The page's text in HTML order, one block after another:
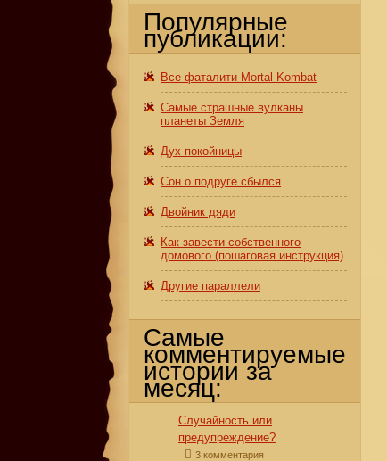
Популярные
публикации:
Все фаталити Mortal Kombat
Самые страшные вулканы
планеты Земля
Дух покойницы
Сон о подруге сбылся
Двойник дяди
Как завести собственного
домового (пошаговая инструкция)
Другие параллели
Самые
комментируемые
истории за
месяц:
Случайность или
предупреждение?
3 комментария